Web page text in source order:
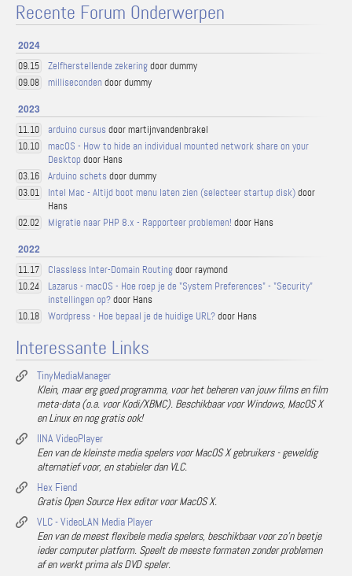
Recente Forum Onderwerpen
2024
09.15 Zelfherstellende zekeringdoor dummy
09.08 milliseconden door dummy
2023
11.10 arduino cursus door martijnvandenbrakel
10.10
macOS - How to hide an individual mounted network share on your
Desktop door Hans
03.16 Arduino schets door dummy
03.01 Intel Mac - Altijd boot menu laten zien (selecteer startup disk)door
Hans
02.02 Migratie naar PHP 8.x - Rapporteer problemen! door Hans
2022
11.17 Classless Inter-Domain Routingdoor raymond
10.24
Lazarus - macOS - Hoe roep je de "System Preferences" - "Security"
instellingen op?door Hans
10.18 Wordpress - Hoe bepaal je de huidige URL?door Hans
Interessante Links
TinyMediaManager
Klein, maar erg goed programma, voor het beheren van jouw films en film
meta-data (o.a. voor Kodi/XBMC). Beschikbaar voor Windows, MacOS X
en Linux en nog gratis ook!
IINA VideoPlayer
Een van de kleinste media spelers voor MacOS X gebruikers - geweldig
alternatief voor, en stabieler dan VLC.
Hex Fiend
Gratis Open Source Hex editor voor MacOS X.
VLC - VideoLAN Media Player
Een van de meest flexibele media spelers, beschikbaar voor zo'n beetje
ieder computer platform. Speelt de meeste formaten zonder problemen
af en werkt prima als DVD speler.